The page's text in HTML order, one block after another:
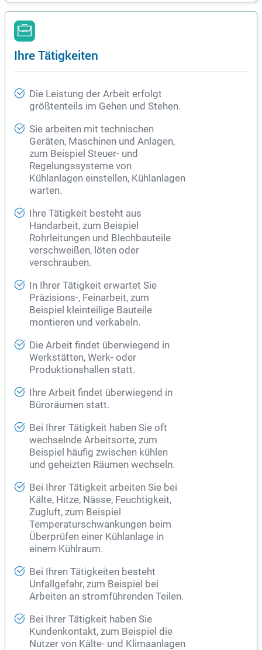
Ihre Tätigkeiten
Die Leistung der Arbeit erfolgt
größtenteils im Gehen und Stehen.
Sie arbeiten mit technischen
Geräten, Maschinen und Anlagen,
zum Beispiel Steuer- und
Regelungssysteme von
Kühlanlagen einstellen, Kühlanlagen
warten.
Ihre Tätigkeit besteht aus
Handarbeit, zum Beispiel
Rohrleitungen und Blechbauteile
verschweißen, löten oder
verschrauben.
In Ihrer Tätigkeit erwartet Sie
Präzisions-, Feinarbeit, zum
Beispiel kleinteilige Bauteile
montieren und verkabeln.
Die Arbeit findet überwiegend in
Werkstätten, Werk- oder
Produktionshallen statt.
Ihre Arbeit findet überwiegend in
Büroräumen statt.
Bei Ihrer Tätigkeit haben Sie oft
wechselnde Arbeitsorte, zum
Beispiel häufig zwischen kühlen
und geheizten Räumen wechseln.
Bei Ihrer Tätigkeit arbeiten Sie bei
Kälte, Hitze, Nässe, Feuchtigkeit,
Zugluft, zum Beispiel
Temperaturschwankungen beim
Überprüfen einer Kühlanlage in
einem Kühlraum.
Bei Ihren Tätigkeiten besteht
Unfallgefahr, zum Beispiel bei
Arbeiten an stromführenden Teilen.
Bei Ihrer Tätigkeit haben Sie
Kundenkontakt, zum Beispiel die
Nutzer von Kälte- und Klimaanlagen